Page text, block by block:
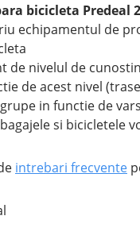
bicicleta Predeal
echipamentul de
de nivelul de
de acest nivel
in functie de
si bicicletele
intrebari frecvente